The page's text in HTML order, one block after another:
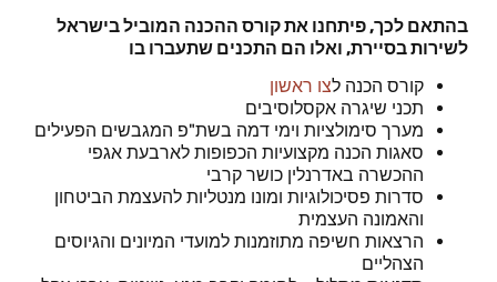
בהתאם לכך, פיתחנו את קורס ההכנה המוביל בישראל
לשירות בסיירת, ואלו הם התכנים שתעברו בו
קורס הכנה לצו ראשון
תכני שיגרה אקסלוסיבים
מערך סימולציות וימי דמה בשת"פ המגבשים הפעילים
סאגות הכנה מקצועיות הכפופות לארבעת אגפי
ההכשרה באדרנלין כושר קרבי
סדרות פסיכולוגיות ומונו מנטליות להעצמת הביטחון
והאמונה העצמית
הרצאות חשיפה מתוזמנות למועדי המיונים והגיוסים
הצהליים